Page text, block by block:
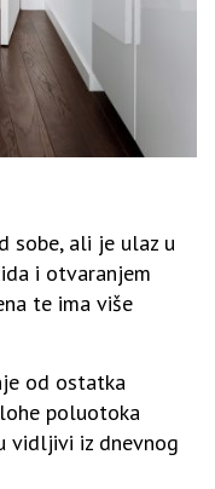
sobe, ali je ulaz u
i otvaranjem
te ima više
od ostatka
poluotoka
vidljivi iz dnevnog